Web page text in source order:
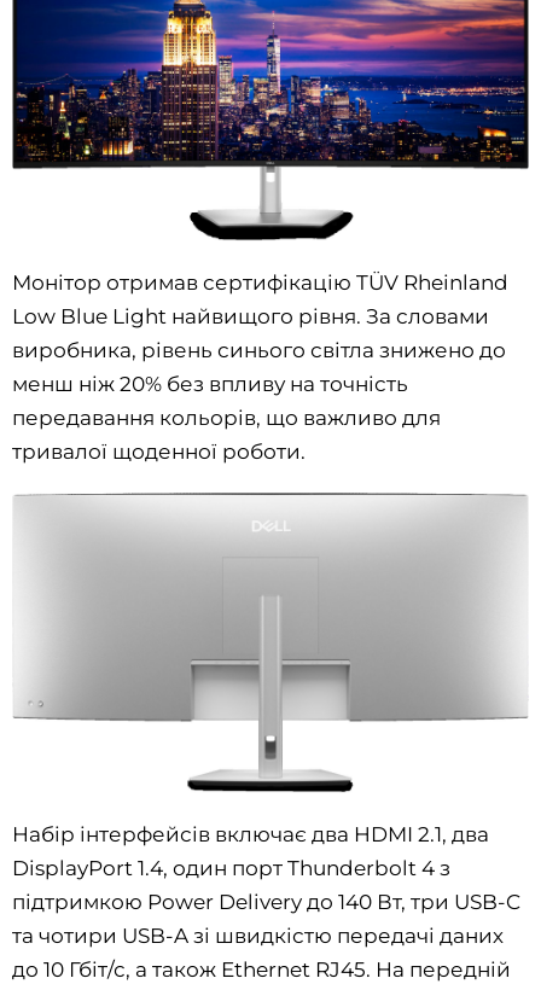
Монітор отримав сертифікацію TÜV Rheinland
Low Blue Light найвищого рівня. За словами
виробника, рівень синього світла знижено до
менш ніж 20% без впливу на точність
передавання кольорів, що важливо для
тривалої щоденної роботи.
Набір інтерфейсів включає два HDMI 2.1, два
DisplayPort 1.4, один порт Thunderbolt 4 з
підтримкою Power Delivery до 140 Вт, три USB-C
та чотири USB-A зі швидкістю передачі даних
до 10 Гбіт/с, а також Ethernet RJ45. На передній